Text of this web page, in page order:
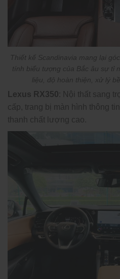
Thiết kế Scandinavia mang lại
tính biểu tượng của Bắc âu sự tỉ
liệu, độ hoàn thiện, xử lý
Lexus RX350: Nội thất sang
cấp, trang bị màn hình thông
thanh chất lượng cao.